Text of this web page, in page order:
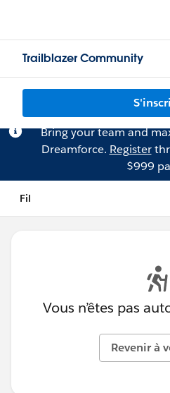
Trailblazer Community
Bring your team and
Dreamforce. Register
$999
Fil
Vous n’êtes pas
Revenir à